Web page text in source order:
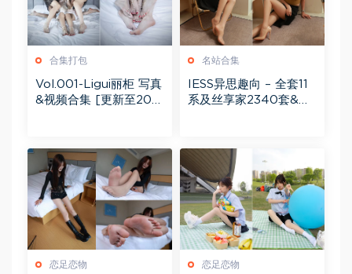
合集打包
Vol.001-Ligui丽柜 写真
&视频合集 [更新至202
名站合集
IESS异思趣向 – 全套11
系及丝享家2340套&视
恋足恋物 恋足恋物